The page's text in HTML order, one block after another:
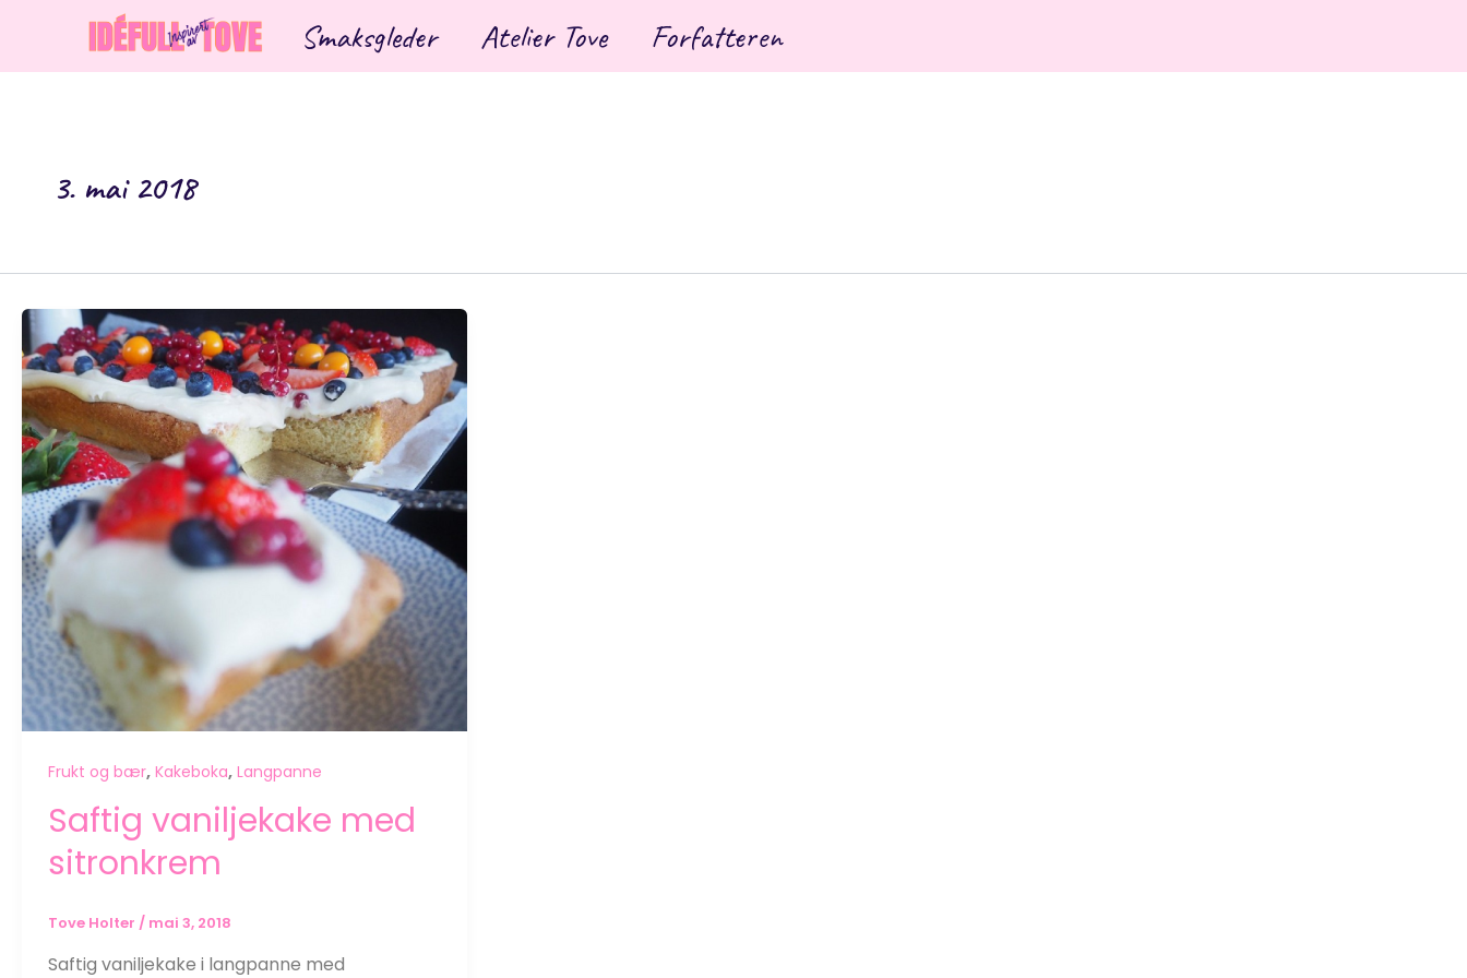
til
Smaksgleder Atelier Tove Forfatteren
3. mai 2018
Frukt og bær, Kakeboka, Langpanne
Saftig vaniljekake med
sitronkrem
Tove Holter / mai 3, 2018
Saftig vaniljekake i langpanne med